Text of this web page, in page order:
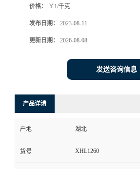
价格： ￥1/千克
发布日期： 2023-08-11
更新日期： 2026-08-08
发送咨询信息
产品详请
产地 湖北
货号 XHL1260